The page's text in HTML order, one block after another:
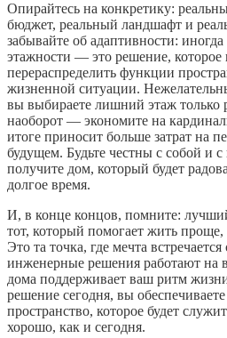
Опирайтесь на конкретику:
бюджет, реальный ландшафт и
забывайте об адаптивности:
этажности — это решение, которое
перераспределить функции
жизненной ситуации.
вы выбираете лишний этаж только
наоборот — экономите на
итоге приносит больше затрат на
будущем. Будьте честны с собой и
получите дом, который будет
долгое время.
И, в конце концов, помните:
тот, который помогает жить проще,
Это та точка, где мечта
инженерные решения работают на
дома поддерживает ваш ритм
решение сегодня, вы
пространство, которое будет
хорошо, как и сегодня.